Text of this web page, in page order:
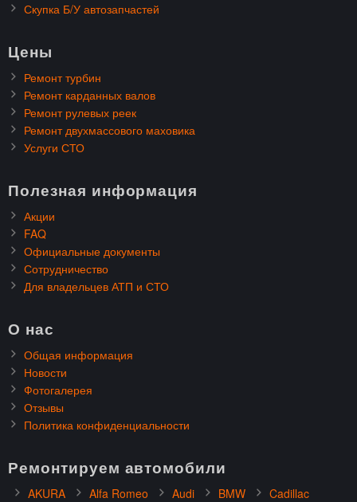
Скупка Б/У автозапчастей
Цены
Ремонт турбин
Ремонт карданных валов
Ремонт рулевых реек
Ремонт двухмассового маховика
Услуги СТО
Полезная информация
Акции
FAQ
Официальные документы
Сотрудничество
Для владельцев АТП и СТО
О нас
Общая информация
Новости
Фотогалерея
Отзывы
Политика конфиденциальности
Ремонтируем автомобили
AKURA Alfa Romeo Audi BMW
Cadillac